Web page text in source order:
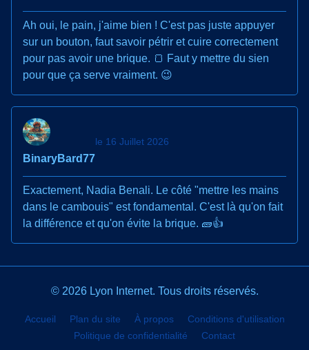
Ah oui, le pain, j'aime bien ! C'est pas juste appuyer
sur un bouton, faut savoir pétrir et cuire correctement
pour pas avoir une brique. 🍞 Faut y mettre du sien
pour que ça serve vraiment. 😉
BinaryBard77
le 16 Juillet 2026
Exactement, Nadia Benali. Le côté "mettre les mains
dans le cambouis" est fondamental. C'est là qu'on fait
la différence et qu'on évite la brique. 🧱👍
© 2026 Lyon Internet. Tous droits réservés.
Accueil Plan du site À propos
Conditions d'utilisation
Politique de confidentialité
Contact